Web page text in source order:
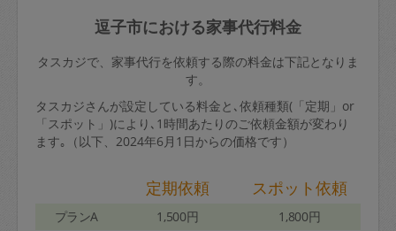
逗子市における家事代行料金
タスカジで、家事代行を依頼する際の料金は下記となりま
す。
タスカジさんが設定している料金と､依頼種類(「定期」or
「スポット」)により､1時間あたりのご依頼金額が変わり
ます｡（以下、2024年6月1日からの価格です）
定期依頼 スポット依頼
プランA 1,500円 1,800円